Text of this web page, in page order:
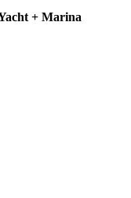
+ Marina